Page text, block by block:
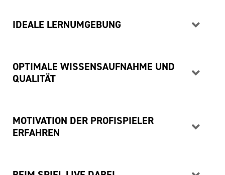
IDEALE LERNUMGEBUNG
OPTIMALE WISSENSAUFNAHME UND
QUALITÄT
MOTIVATION DER PROFISPIELER
ERFAHREN